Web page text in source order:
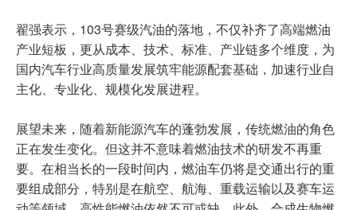
翟强表示，103号赛级汽油的落地，不仅补齐了高端燃油
产业短板，更从成本、技术、标准、产业链多个维度，为
国内汽车行业高质量发展筑牢能源配套基础，加速行业自
主化、专业化、规模化发展进程。
展望未来，随着新能源汽车的蓬勃发展，传统燃油的角色
正在发生变化。但这并不意味着燃油技术的研发不再重
要。在相当长的一段时间内，燃油车仍将是交通出行的重
要组成部分，特别是在航空、航海、重载运输以及赛车运